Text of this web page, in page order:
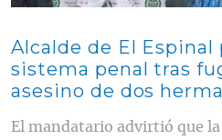
Alcalde de El
sistema penal tras
asesino de dos
El mandatario advirtió que